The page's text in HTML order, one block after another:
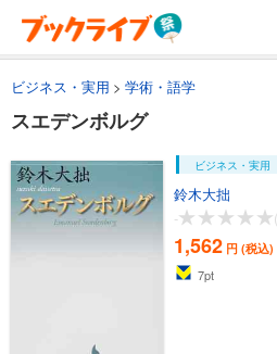
ビジネス・実用 学術・語学
スエデンボルグ
ビジネス・実用
鈴木大拙
-
1,562 円 (税込)
7pt